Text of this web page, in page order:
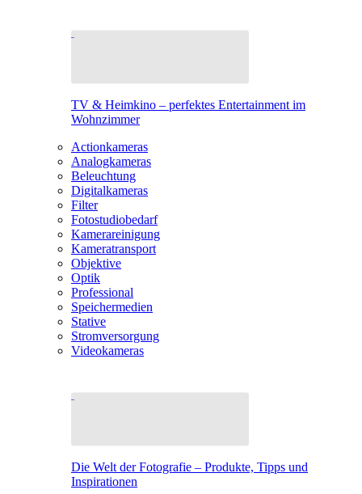
TV & Heimkino – perfektes Entertainment im
Wohnzimmer
Actionkameras
Analogkameras
Beleuchtung
Digitalkameras
Filter
Fotostudiobedarf
Kamerareinigung
Kameratransport
Objektive
Optik
Professional
Speichermedien
Stative
Stromversorgung
Videokameras
Die Welt der Fotografie – Produkte, Tipps und
Inspirationen